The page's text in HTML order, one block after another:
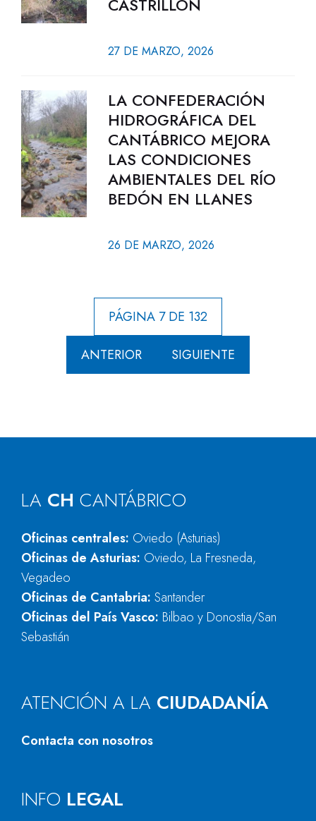
CASTRILLÓN
27 DE MARZO, 2026
LA CONFEDERACIÓN
HIDROGRÁFICA DEL
CANTÁBRICO MEJORA
LAS CONDICIONES
AMBIENTALES DEL RÍO
BEDÓN EN LLANES
26 DE MARZO, 2026
PÁGINA 7 DE 132
ANTERIOR SIGUIENTE
LA CH CANTÁBRICO
Oficinas centrales: Oviedo (Asturias)
Oficinas de Asturias: Oviedo, La Fresneda,
Vegadeo
Oficinas de Cantabria: Santander
Oficinas del País Vasco: Bilbao y Donostia/San
Sebastián
ATENCIÓN A LA CIUDADANÍA
Contacta con nosotros
INFO LEGAL